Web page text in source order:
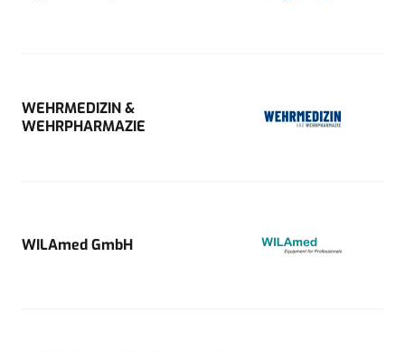
WEHRMEDIZIN &
WEHRPHARMAZIE
WILAmed GmbH